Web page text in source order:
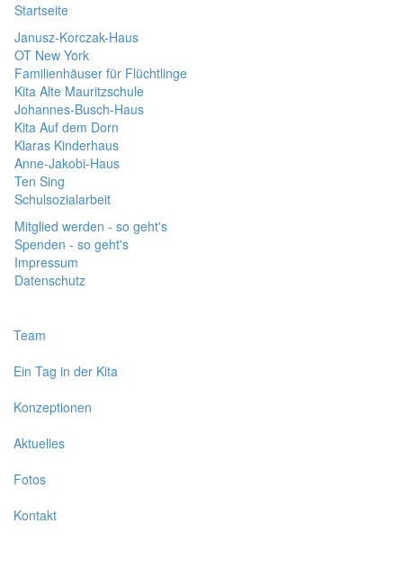
Startseite
Janusz-Korczak-Haus
OT New York
Familienhäuser für Flüchtlinge
Kita Alte Mauritzschule
Johannes-Busch-Haus
Kita Auf dem Dorn
Klaras Kinderhaus
Anne-Jakobi-Haus
Ten Sing
Schulsozialarbeit
Mitglied werden - so geht's
Spenden - so geht's
Impressum
Datenschutz
Team
Ein Tag in der Kita
Konzeptionen
Aktuelles
Fotos
Kontakt